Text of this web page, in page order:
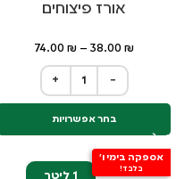
אורז פיצוחים
38.00 ₪
–
74.00 ₪
+ −
בחר אפשרויות
אספקה בימי ו'
בלבד!